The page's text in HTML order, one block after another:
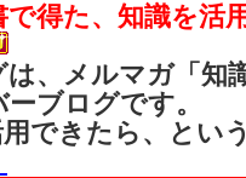
得た、知識を活
、メルマガ「知
ブログです。
できたら、と